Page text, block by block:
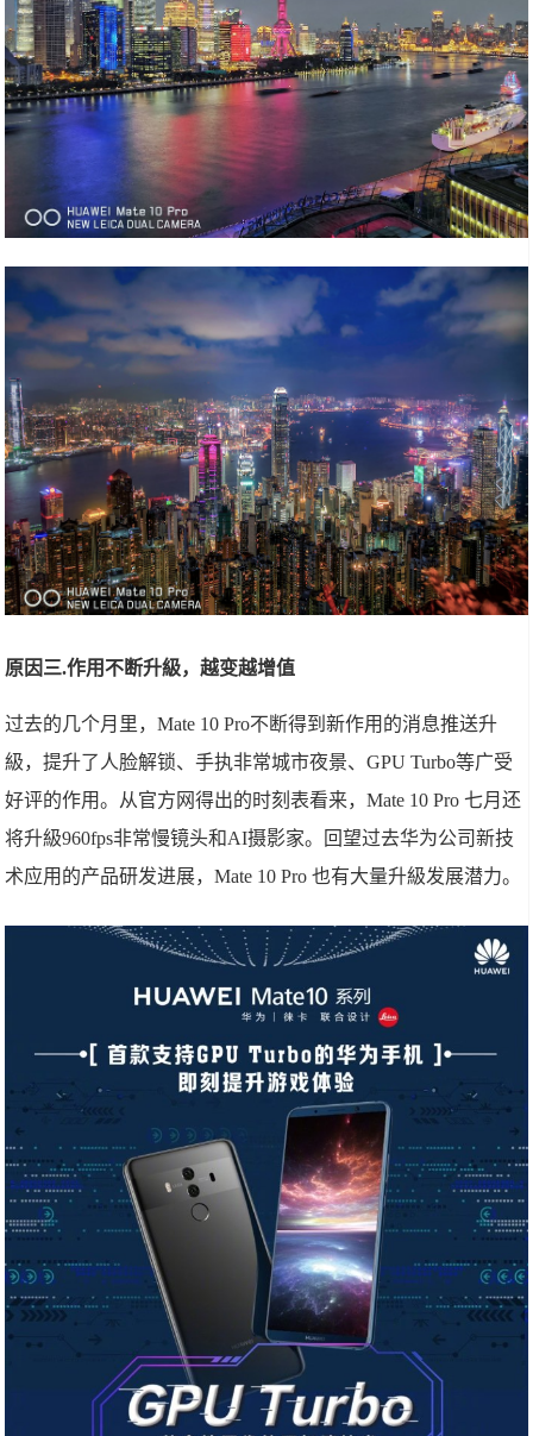
原因三.作用不断升級，越变越增值
过去的几个月里，Mate 10 Pro不断得到新作用的消息推送升
級，提升了人脸解锁、手执非常城市夜景、GPU Turbo等广受
好评的作用。从官方网得出的时刻表看来，Mate 10 Pro 七月还
将升級960fps非常慢镜头和AI摄影家。回望过去华为公司新技
术应用的产品研发进展，Mate 10 Pro 也有大量升級发展潜力。